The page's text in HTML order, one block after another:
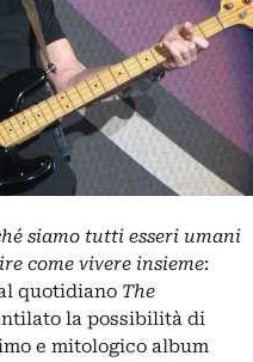
siamo tutti esseri umani
come vivere insieme:
quotidiano The
la possibilità di
e mitologico album